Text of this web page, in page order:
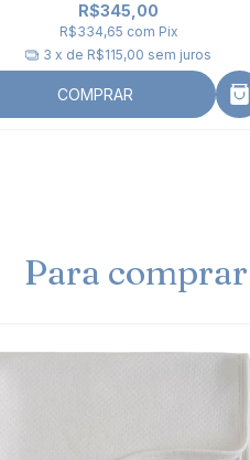
R$345,00
R$334,65 com Pix
3 x de R$115,00 sem juros
COMPRAR
Para